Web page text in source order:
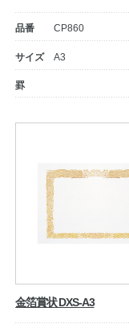
品番 CP860
サイズ A3
罫
金箔賞状 DXS-A3